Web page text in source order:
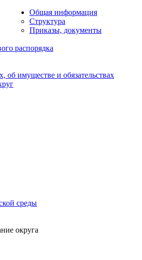
Общая информация
Структура
Приказы, документы
распорядка
об имуществе и обязательствах
среды
округа